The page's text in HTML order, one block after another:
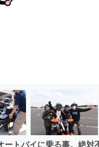
トバイに乗る事。絶対